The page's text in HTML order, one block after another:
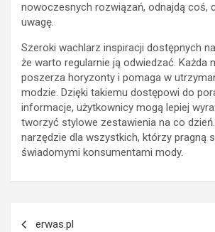
nowoczesnych rozwiązań, odnajdą coś,
uwagę.
Szeroki wachlarz inspiracji dostępnych
że warto regularnie ją odwiedzać. Każda
poszerza horyzonty i pomaga w
modzie. Dzięki takiemu dostępowi do
informacje, użytkownicy mogą lepiej
tworzyć stylowe zestawienia na co
narzędzie dla wszystkich, którzy pragną
świadomymi konsumentami mody.
erwas.pl